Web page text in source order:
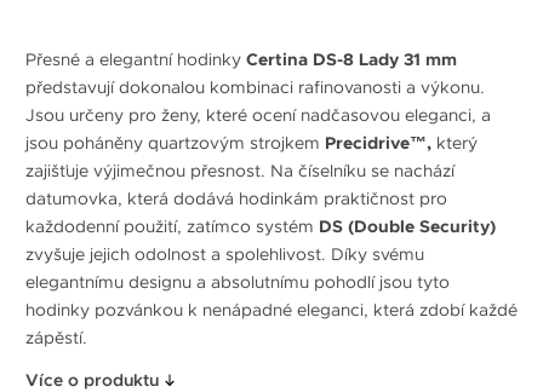
Přesné a elegantní hodinky Certina DS-8 Lady 31 mm
představují dokonalou kombinaci rafinovanosti a výkonu.
Jsou určeny pro ženy, které ocení nadčasovou eleganci, a
jsou poháněny quartzovým strojkem Precidrive™, který
zajišťuje výjimečnou přesnost. Na číselníku se nachází
datumovka, která dodává hodinkám praktičnost pro
každodenní použití, zatímco systém DS (Double Security)
zvyšuje jejich odolnost a spolehlivost. Díky svému
elegantnímu designu a absolutnímu pohodlí jsou tyto
hodinky pozvánkou k nenápadné eleganci, která zdobí každé
zápěstí.
Více o produktu